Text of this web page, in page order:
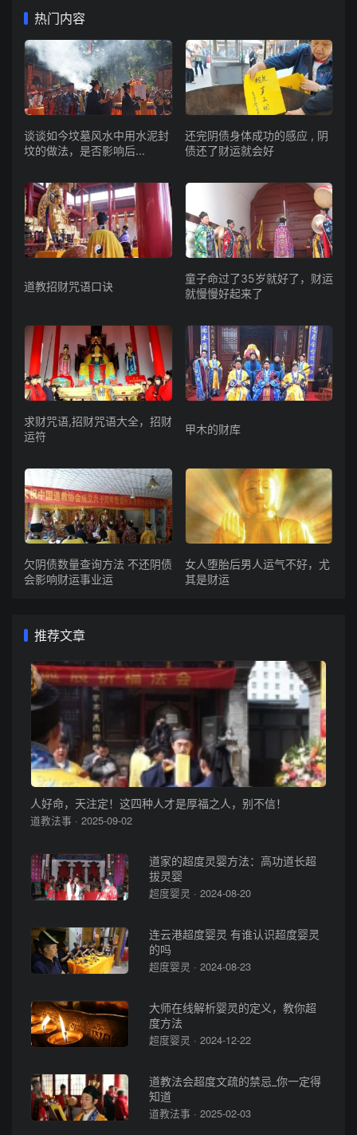
热门内容
谈谈如今坟墓风水中用水泥封
坟的做法，是否影响后...
还完阴债身体成功的感应 , 阴
债还了财运就会好
道教招财咒语口诀
童子命过了35岁就好了，财运
就慢慢好起来了
求财咒语,招财咒语大全，招财
运符
甲木的财库
欠阴债数量查询方法 不还阴债
会影响财运事业运
女人堕胎后男人运气不好，尤
其是财运
推荐文章
人好命，天注定！这四种人才是厚福之人，别不信！
道教法事 · 2025-09-02
道家的超度灵婴方法：高功道长超
拔灵婴
超度婴灵 · 2024-08-20
连云港超度婴灵 有谁认识超度婴灵
的吗
超度婴灵 · 2024-08-23
大师在线解析婴灵的定义，教你超
度方法
超度婴灵 · 2024-12-22
道教法会超度文疏的禁忌_你一定得
知道
道教法事 · 2025-02-03